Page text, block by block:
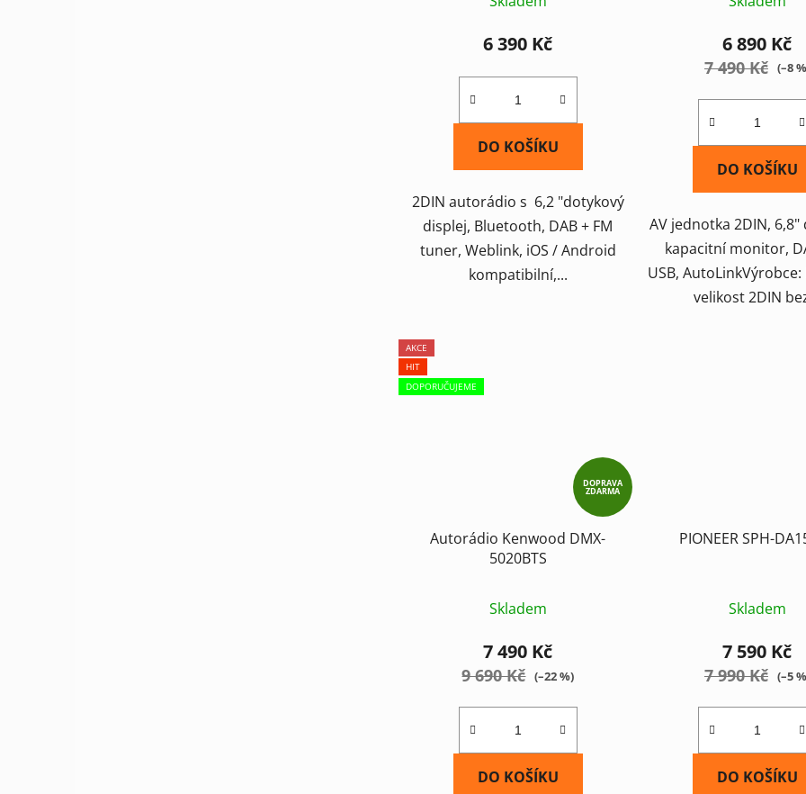
6 390 Kč
DO KOŠÍKU
2DIN autorádio s 6,2 "dotykový
displej, Bluetooth, DAB + FM
tuner, Weblink, iOS / Android
kompatibilní,...
6 890 Kč
7 490 Kč (–8
DO KOŠÍKU
AV jednotka 2DIN,
kapacitní monitor,
USB,
velikost 2DIN
AKCE
HIT
DOPORUČUJEME
DOPRAVA
ZDARMA
Autorádio Kenwood DMX-
5020BTS
hodnocení
produktu
je
5
hvězdiček.
Skladem
7 490 Kč
9 690 Kč (–22 %)
DO KOŠÍKU
PIONEER SPH-
Skladem
7 590 Kč
7 990 Kč (–5
DO KOŠÍKU